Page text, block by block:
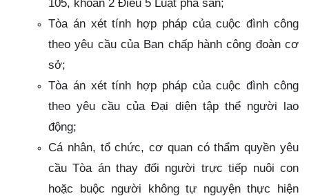
Tòa án xét tính hợp pháp của cuộc đình công
theo yêu cầu của Ban chấp hành công đoàn cơ
sở;
Tòa án xét tính hợp pháp của cuộc đình công
theo yêu cầu của Đại diện tập thể người lao
động;
Cá nhân, tổ chức, cơ quan có thẩm quyền yêu
cầu Tòa án thay đổi người trực tiếp nuôi con
hoặc buộc người không tự nguyện thực hiện